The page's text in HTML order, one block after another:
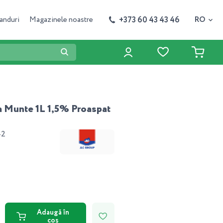
Magazinele noastre +373 60 43 43 46 RO
Munte 1L 1,5% Proaspat
Adaugă în
coș